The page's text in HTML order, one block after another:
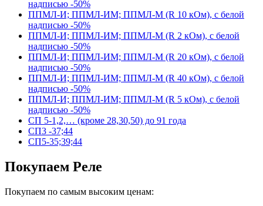
надписью -50%
ППМЛ-И; ППМЛ-ИМ; ППМЛ-М (R 10 кОм), с белой
надписью -50%
ППМЛ-И; ППМЛ-ИМ; ППМЛ-М (R 2 кОм), с белой
надписью -50%
ППМЛ-И; ППМЛ-ИМ; ППМЛ-М (R 20 кОм), с белой
надписью -50%
ППМЛ-И; ППМЛ-ИМ; ППМЛ-М (R 40 кОм), с белой
надписью -50%
ППМЛ-И; ППМЛ-ИМ; ППМЛ-М (R 5 кОм), с белой
надписью -50%
СП 5-1,2,… (кроме 28,30,50) до 91 года
СП3 -37;44
СП5-35;39;44
Покупаем Реле
Покупаем по самым высоким ценам: